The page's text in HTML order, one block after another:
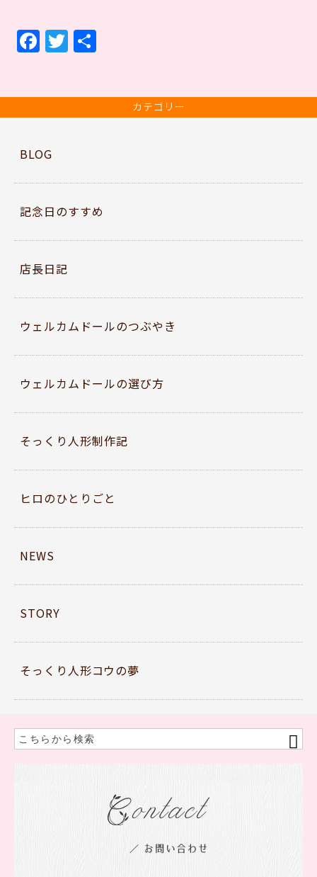
F
e
o
o
k
T
er カテゴリー
BLOG
記念日のすすめ
店長日記
ウェルカムドールのつぶやき
ウェルカムドールの選び方
そっくり人形制作記
ヒロのひとりごと
NEWS
STORY
そっくり人形コウの夢